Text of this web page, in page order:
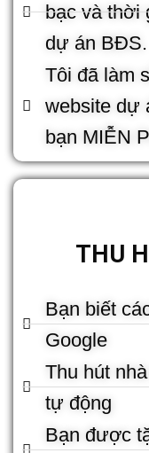
bạc và thời
dự án BĐS.
Tôi đã làm
website dự
bạn MIỄN
THU
Bạn biết
Google
Thu hút
tự động
Bạn được